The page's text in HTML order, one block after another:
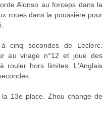
Alonso au forceps dans la
roues dans la poussière pour
cinq secondes de Leclerc.
au virage n°12 et joue des
rouler hors limites. L'Anglais
13e place. Zhou change de